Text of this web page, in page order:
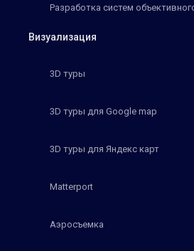
Разработка систем
Визуализация
3D туры
3D туры для Google map
3D туры для Яндекс карт
Matterport
Аэросъемка